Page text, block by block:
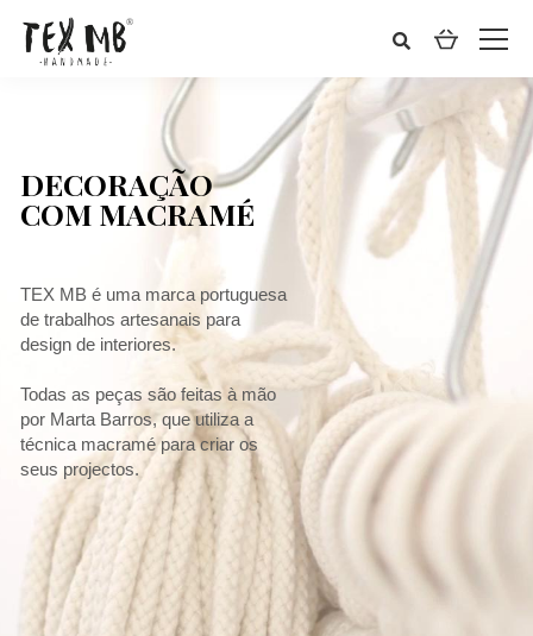
DECORAÇÃO
COM MACRAMÉ
TEX MB é uma marca portuguesa
de trabalhos artesanais para
design de interiores.
Todas as peças são feitas à mão
por Marta Barros, que utiliza a
técnica macramé para criar os
seus projectos.